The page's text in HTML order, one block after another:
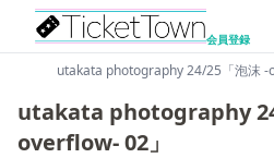
会員登録
utakata photography 24/25「泡沫 -
utakata photography
overflow- 02」